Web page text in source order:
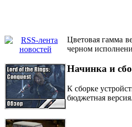
Цветовая гамма
черном
Начинка и
К сборке
бюджетная